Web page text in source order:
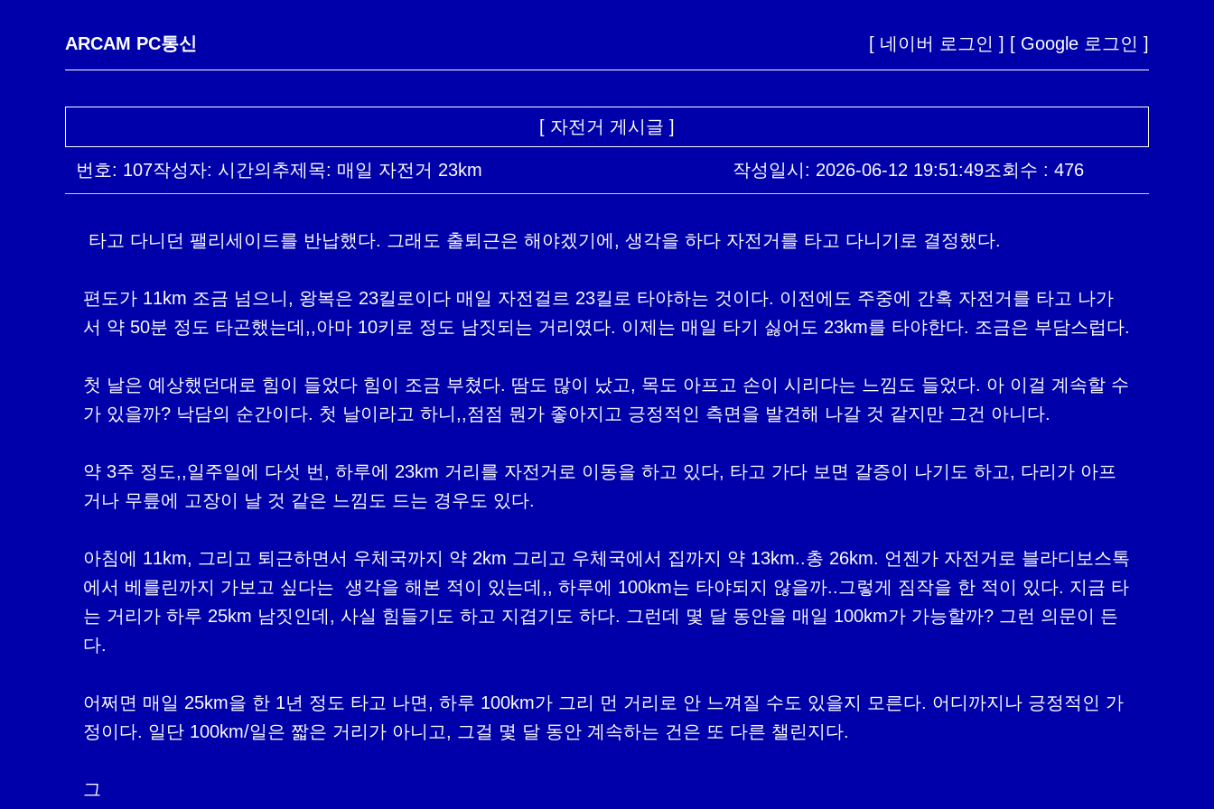
ARCAM PC통신 [ 네이버 로그인 ] [ Google 로그인 ]
[ 자전거 게시글 ]
번호: 107작성자: 시간의추제목: 매일 자전거 23km 작성일시: 2026-06-12 19:51:49조회수 : 476
편도가 11km 조금 넘으니, 왕복은 23킬로이다 매일 자전걸르 23킬로 타야하는 것이다. 이전에도 주중에 간혹 자전거를 타고 나가
서 약 50분 정도 타곤했는데,,아마 10키로 정도 남짓되는 거리였다. 이제는 매일 타기 싫어도 23km를 타야한다. 조금은 부담스럽다.
첫 날은 예상했던대로 힘이 들었다 힘이 조금 부쳤다. 땀도 많이 났고, 목도 아프고 손이 시리다는 느낌도 들었다. 아 이걸 계속할 수
가 있을까? 낙담의 순간이다. 첫 날이라고 하니,,점점 뭔가 좋아지고 긍정적인 측면을 발견해 나갈 것 같지만 그건 아니다.
약 3주 정도,,일주일에 다섯 번, 하루에 23km 거리를 자전거로 이동을 하고 있다, 타고 가다 보면 갈증이 나기도 하고, 다리가 아프
거나 무릎에 고장이 날 것 같은 느낌도 드는 경우도 있다.
아침에 11km, 그리고 퇴근하면서 우체국까지 약 2km 그리고 우체국에서 집까지 약 13km..총 26km. 언젠가 자전거로 블라디보스톡
에서 베를린까지 가보고 싶다는  생각을 해본 적이 있는데,, 하루에 100km는 타야되지 않을까..그렇게 짐작을 한 적이 있다. 지금 타
는 거리가 하루 25km 남짓인데, 사실 힘들기도 하고 지겹기도 하다. 그런데 몇 달 동안을 매일 100km가 가능할까? 그런 의문이 든
다.
어쩌면 매일 25km을 한 1년 정도 타고 나면, 하루 100km가 그리 먼 거리로 안 느껴질 수도 있을지 모른다. 어디까지나 긍정적인 가
정이다. 일단 100km/일은 짧은 거리가 아니고, 그걸 몇 달 동안 계속하는 건은 또 다른 챌린지다.
그